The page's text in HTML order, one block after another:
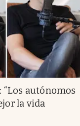
“Los autónomos
la vida